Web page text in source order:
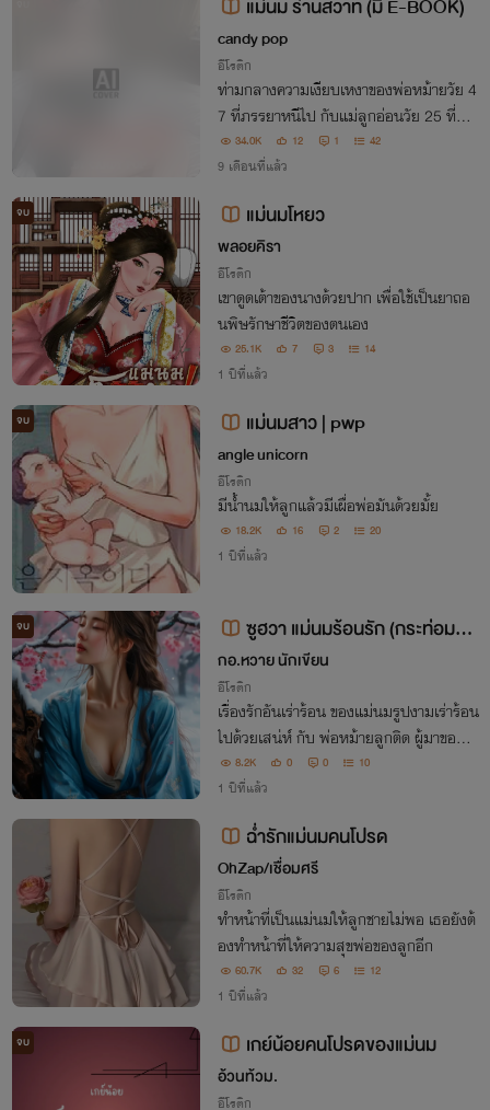
วใจ แม่นม ร่านสวาท (มี E-BOOK)
candy pop
อีโรติก
ท่ามกลางความเงียบเหงาของพ่อหม้ายวัย 4
7 ที่ภรรยาหนีไป กับแม่ลูกอ่อนวัย 25 ที่สูญ
เสียลูกชาย นาราเข้ามาเป็นแม่นมให้กับลูกข
องธรรศ แต่ความใกล้ชิดกลับนำพาความปร
ามานาน
34.0K 12 1 42
9 เดือนที่แล้ว
จบ แม่นมโหยว
พลอยคิรา
อีโรติก
เขาดูดเต้าของนางด้วยปาก เพื่อใช้เป็นยาถอ
นพิษรักษาชีวิตของตนเอง
25.1K 7 3 14
1 ปีที่แล้ว
จบ แม่นมสาว | pwp
angle unicorn
อีโรติก
มีน้ำนมให้ลูกแล้วมีเผื่อพ่อมันด้วยมั้ย
18.2K 16 2 20
1 ปีที่แล้ว
จบ
ซูฮวา แม่นมร้อนรัก (กระท่อมกล
างหิมะ)
กอ.หวาย นักเขียน
อีโรติก
เรื่องรักอันเร่าร้อน ของแม่นมรูปงามเร่าร้อน
ไปด้วยเสน่ห์ กับ พ่อหม้ายลูกติด ผู้มาขอน้ำ
นมไปให้ทารกน้อยได้ดื่มกิน
8.2K 0 0 10
1 ปีที่แล้ว
ฉ่ำรักแม่นมคนโปรด
OhZap/เชื่อมศรี
อีโรติก
ทำหน้าที่เป็นแม่นมให้ลูกชายไม่พอ เธอยังต้
องทำหน้าที่ให้ความสุขพ่อของลูกอีก
60.7K 32 6 12
1 ปีที่แล้ว
จบ เกย์น้อยคนโปรดของแม่นม
อ้วนท้วม.
อีโรติก